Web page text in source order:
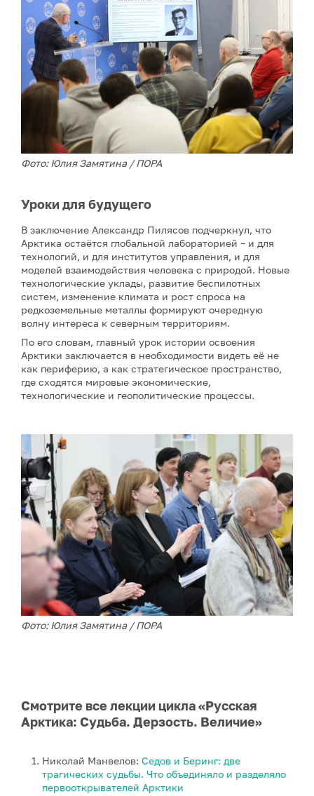
Фото: Юлия Замятина / ПОРА
Уроки для будущего
В заключение Александр Пилясов подчеркнул, что
Арктика остаётся глобальной лабораторией – и для
технологий, и для институтов управления, и для
моделей взаимодействия человека с природой. Новые
технологические уклады, развитие беспилотных
систем, изменение климата и рост спроса на
редкоземельные металлы формируют очередную
волну интереса к северным территориям.
По его словам, главный урок истории освоения
Арктики заключается в необходимости видеть её не
как периферию, а как стратегическое пространство,
где сходятся мировые экономические,
технологические и геополитические процессы.
Фото: Юлия Замятина / ПОРА
Смотрите все лекции цикла «Русская
Арктика: Судьба. Дерзость. Величие»
Николай Манвелов: Седов и Беринг: две
трагических судьбы. Что объединяло и разделяло
первооткрывателей Арктики